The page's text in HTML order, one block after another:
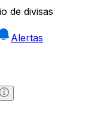
de divisas
Alertas